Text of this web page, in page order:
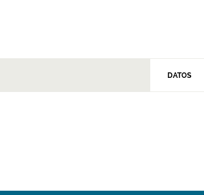
DATOS